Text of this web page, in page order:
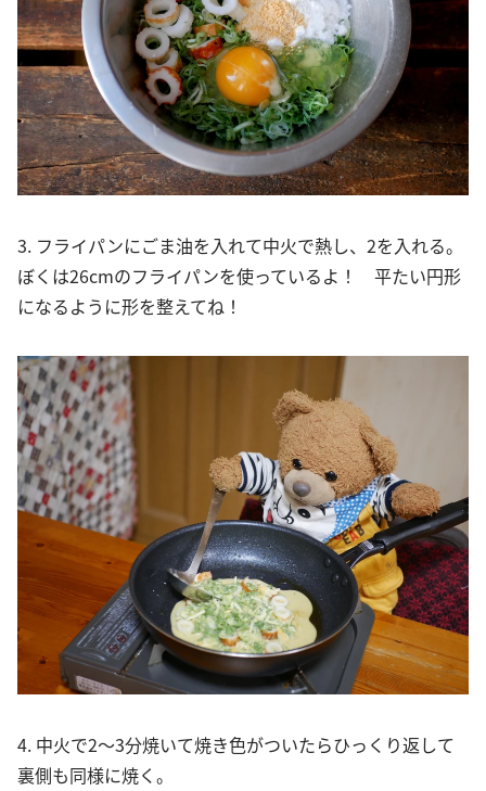
3. フライパンにごま油を入れて中火で熱し、2を入れる。
ぼくは26cmのフライパンを使っているよ！ 平たい円形
になるように形を整えてね！
4. 中火で2～3分焼いて焼き色がついたらひっくり返して
裏側も同様に焼く。